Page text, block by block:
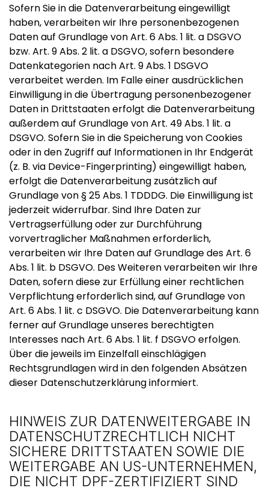
Sofern Sie in die Datenverarbeitung eingewilligt
haben, verarbeiten wir Ihre personenbezogenen
Daten auf Grundlage von Art. 6 Abs. 1 lit. a DSGVO
bzw. Art. 9 Abs. 2 lit. a DSGVO, sofern besondere
Datenkategorien nach Art. 9 Abs. 1 DSGVO
verarbeitet werden. Im Falle einer ausdrücklichen
Einwilligung in die Übertragung personenbezogener
Daten in Drittstaaten erfolgt die Datenverarbeitung
außerdem auf Grundlage von Art. 49 Abs. 1 lit. a
DSGVO. Sofern Sie in die Speicherung von Cookies
oder in den Zugriff auf Informationen in Ihr Endgerät
(z. B. via Device-Fingerprinting) eingewilligt haben,
erfolgt die Datenverarbeitung zusätzlich auf
Grundlage von § 25 Abs. 1 TDDDG. Die Einwilligung ist
jederzeit widerrufbar. Sind Ihre Daten zur
Vertragserfüllung oder zur Durchführung
vorvertraglicher Maßnahmen erforderlich,
verarbeiten wir Ihre Daten auf Grundlage des Art. 6
Abs. 1 lit. b DSGVO. Des Weiteren verarbeiten wir Ihre
Daten, sofern diese zur Erfüllung einer rechtlichen
Verpflichtung erforderlich sind, auf Grundlage von
Art. 6 Abs. 1 lit. c DSGVO. Die Datenverarbeitung kann
ferner auf Grundlage unseres berechtigten
Interesses nach Art. 6 Abs. 1 lit. f DSGVO erfolgen.
Über die jeweils im Einzelfall einschlägigen
Rechtsgrundlagen wird in den folgenden Absätzen
dieser Datenschutzerklärung informiert.
HINWEIS ZUR DATENWEITERGABE IN
DATENSCHUTZRECHTLICH NICHT
SICHERE DRITTSTAATEN SOWIE DIE
WEITERGABE AN US-UNTERNEHMEN,
DIE NICHT DPF-ZERTIFIZIERT SIND